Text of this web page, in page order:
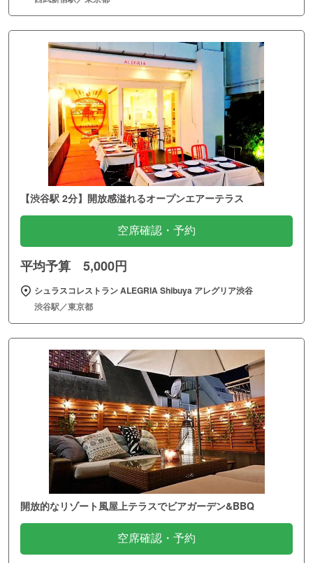
【渋谷駅 2分】開放感溢れるオープンエアーテラス
空席確認・予約
平均予算 5,000円
シュラスコレストラン ALEGRIA Shibuya アレグリア渋谷
渋谷駅／東京都
開放的なリゾート風屋上テラスでビアガーデン&BBQ
空席確認・予約